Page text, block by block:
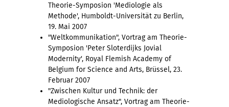
Theorie-Symposion 'Mediologie als
Methode', Humboldt-Universität zu Berlin,
19. Mai 2007
"Weltkommunikation", Vortrag am Theorie-
Symposion 'Peter Sloterdijks Jovial
Modernity', Royal Flemish Academy of
Belgium for Science and Arts, Brüssel, 23.
Februar 2007
"Zwischen Kultur und Technik: der
Mediologische Ansatz", Vortrag am Theorie-